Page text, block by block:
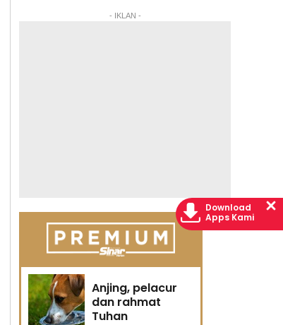
- IKLAN -
Anjing, pelacur
dan rahmat
Tuhan
Download
Apps Kami